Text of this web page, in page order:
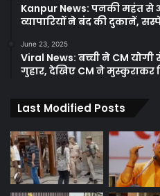
Kanpur News: पनकी महंत से
व्यापारियों ने बंद की दुकानें,
June 23, 2025
Viral News: बच्ची ने CM
गुहार, देखिए CM ने मुस्कुराकर
Last Modified Posts